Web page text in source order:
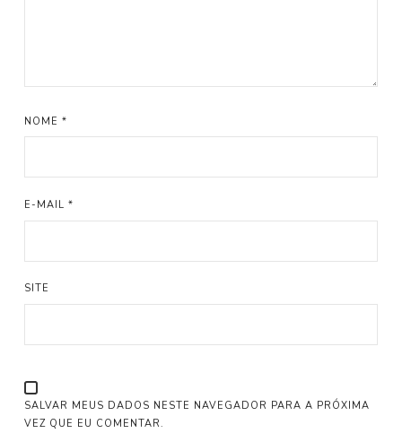
NOME *
E-MAIL *
SITE
SALVAR MEUS DADOS NESTE NAVEGADOR PARA A PRÓXIMA
VEZ QUE EU COMENTAR.